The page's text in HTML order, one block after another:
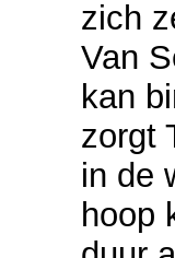
zich
Van
kan
zorgt
in de
hoop